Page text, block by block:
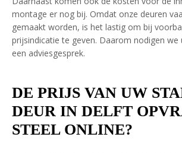
montage er nog bij. Omdat onze deuren
gemaakt worden, is het lastig om bij
prijsindicatie te geven. Daarom nodigen
een adviesgesprek.
DE PRIJS VAN UW
DEUR IN DELFT
STEEL ONLINE?